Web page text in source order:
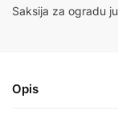
Saksija za ogradu
Opis